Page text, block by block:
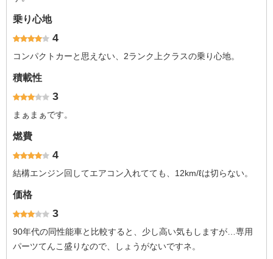
乗り心地
4
コンパクトカーと思えない、2ランク上クラスの乗り心地。
積載性
3
まぁまぁです。
燃費
4
結構エンジン回してエアコン入れてても、12km/ℓは切らない。
価格
3
90年代の同性能車と比較すると、少し高い気もしますが…専用
パーツてんこ盛りなので、しょうがないですネ。